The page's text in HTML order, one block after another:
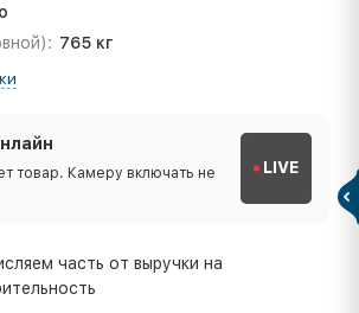
765 кг
товар. Камеру включать не
LIVE
часть от выручки на